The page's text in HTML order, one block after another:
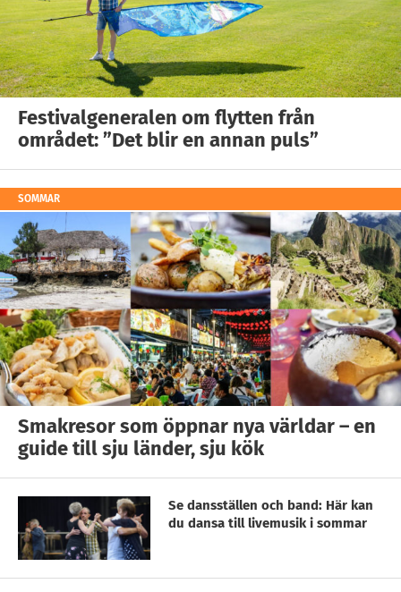
Festivalgeneralen om flytten från
området: ”Det blir en annan puls”
SOMMAR
Smakresor som öppnar nya världar – en
guide till sju länder, sju kök
Se dansställen och band: Här kan
du dansa till livemusik i sommar